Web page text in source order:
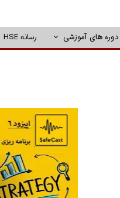
دوره های آموزشی رسانه HSE
پادکست Safety Cast